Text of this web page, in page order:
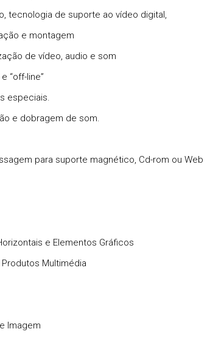
tecnologia de suporte ao vídeo digital,
e montagem
de vídeo, audio e som
“off-line”
especiais.
e dobragem de som.
para suporte magnético, Cd-rom ou Web
e Elementos Gráficos
Multimédia
Imagem